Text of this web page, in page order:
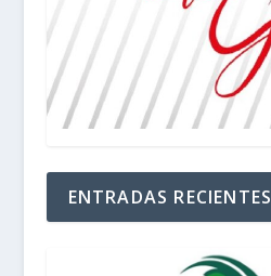
ENTRADAS RECIENTES